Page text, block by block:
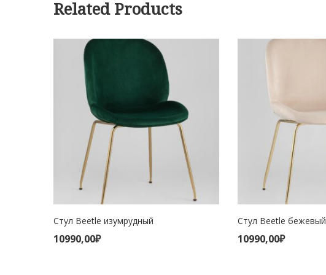
Related Products
Стул Beetle изумрудный
10990,00₽
В КОРЗИНУ
Стул Beetle бежевый
10990,00₽
В КОРЗИНУ